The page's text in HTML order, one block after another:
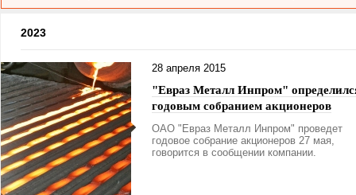
2023
28 апреля 2015
"Евраз Металл Инпром"
годовым собранием акционеров
ОАО "Евраз Металл Инпром" проведет
годовое собрание акционеров 27 мая,
говорится в сообщении компании.